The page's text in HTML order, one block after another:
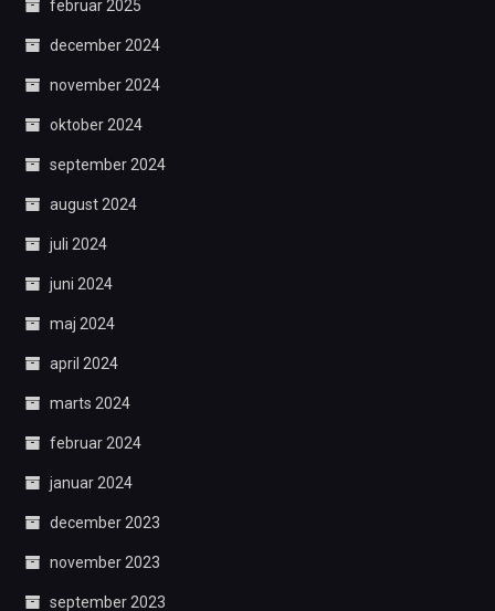
februar 2025
december 2024
november 2024
oktober 2024
september 2024
august 2024
juli 2024
juni 2024
maj 2024
april 2024
marts 2024
februar 2024
januar 2024
december 2023
november 2023
september 2023